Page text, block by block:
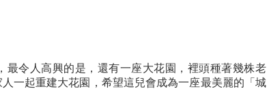
最令人高興的是，還有一座大花園，裡頭種著幾株老
一起重建大花園，希望這兒會成為一座最美麗的「城